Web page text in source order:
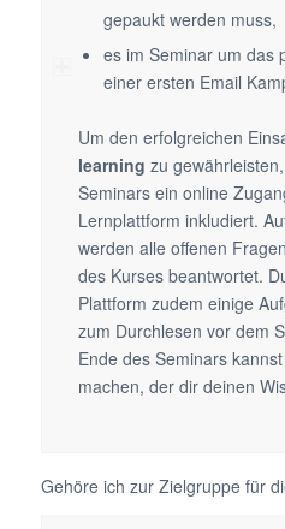
gepaukt werden muss,
es im Seminar um das
einer ersten Email
Um den erfolgreichen
learning zu
Seminars ein online
Lernplattform inkludiert.
werden alle offenen
des Kurses beantwortet.
Plattform zudem einige
zum Durchlesen vor dem
Ende des Seminars
machen, der dir deinen
Gehöre ich zur Zielgruppe für